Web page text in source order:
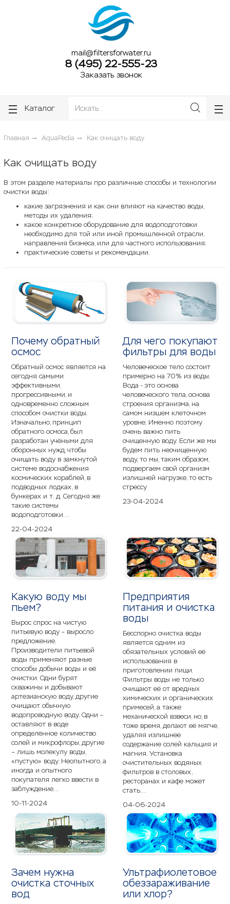
mail@filtersforwater.ru
8 (495) 22-555-23
Заказать звонок
Каталог
Главная AquaPedia Как очищать воду
Как очищать воду
В этом разделе материалы про различные способы и технологии
очистки воды:
какие загрязнения и как они влияют на качество воды,
методы их удаления;
какое конкретное оборудование для водоподготовки
необходимо для той или иной промышленной отрасли,
направления бизнеса, или для частного использования;
практические советы и рекомендации.
Почему обратный
осмос
Обратный осмос является на
сегодня самыми
эффективными,
прогрессивными, и
одновременно сложным
способом очистки воды.
Изначально, принцип
обратного осмоса, был
разработан учёными для
оборонных нужд, чтобы
очищать воду в замкнутой
системе водоснабжения
космических кораблей, в
подводных лодках, в
бункерах и т. д. Сегодня же
такие системы
водоподготовки...
22-04-2024
Для чего покупают
фильтры для воды
Человеческое тело состоит
примерно на 70% из воды.
Вода - это основа
человеческого тела, основа
строения организма, на
самом низшем клеточном
уровне. Именно поэтому
очень важно пить
очищенную воду. Если же мы
будем пить неочищенную
воду, то мы, таким образом,
подвергаем свой организм
излишней нагрузке, то есть
стрессу
23-04-2024
Какую воду мы
пьем?
Вырос спрос на чистую
питьевую воду – выросло
предложение.
Производители питьевой
воды применяют разные
способы добычи воды и её
очистки. Одни бурят
скважины и добывают
артезианскую воду, другие
очищают обычную
водопроводную воду. Одни –
оставляют в воде
определённое количество
солей и микрофлоры, другие
– лишь молекулу воды,
«пустую» воду. Неопытного, а
иногда и опытного
покупателя легко ввести в
заблуждение...
10-11-2024
Предприятия
питания и очистка
воды
Бесспорно очистка воды
является одним из
обязательных условий её
использования в
приготовлении пищи.
Фильтры воды не только
очищают её от вредных
химических и органических
примесей, а также
механической взвеси, но, в
тоже время, делают её мягче,
удаляя излишнее
содержание солей кальция и
магния. Установка
очистительных водяных
фильтров в столовых,
ресторанах и кафе может
стать...
04-06-2024
Зачем нужна
очистка сточных
вод
Ультрафиолетовое
обеззараживание
или хлор?